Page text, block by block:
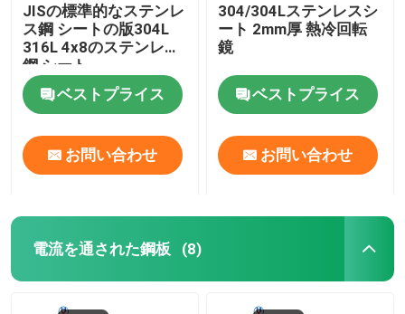
JISの標準的なステンレ
ス鋼 シートの版304L
316L 4x8のステンレス
鋼 シート
ベストプライス
お問い合わせ
304/304Lステンレスシ
ート 2mm厚 熱冷回転
鏡
ベストプライス
お問い合わせ
電流を通された鋼板 (8)